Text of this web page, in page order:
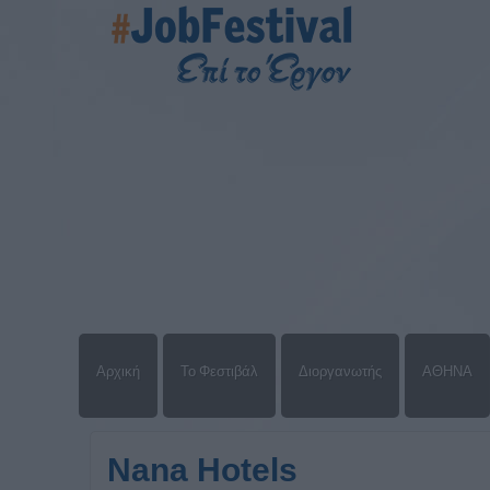
Αρχική Το Φεστιβάλ Διοργανωτής ΑΘΗΝΑ
Nana Hotels